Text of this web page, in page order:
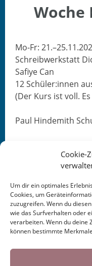
Cookies helfen uns
unserer Inhalte und
Cookie-
Um dir ein optimales
Cookies, um
zuzugreifen. Wenn du
wie das Surfverhalten oder
verarbeiten. Wenn du deine
können bestimmte
Woche
Mo-Fr:
Schreib­w­erk­statt
Safiye Can
12 Schüler:innen
(Der Kurs ist voll.
Paul Hin­demith
This entry was
Post